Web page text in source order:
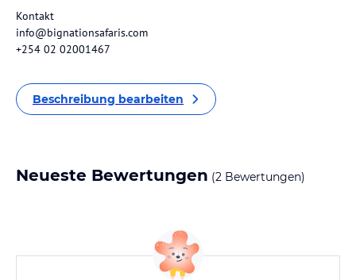
Kontakt
info@bignationsafaris.com
+254 02 02001467
Beschreibung bearbeiten
Neueste Bewertungen (2 Bewertungen)